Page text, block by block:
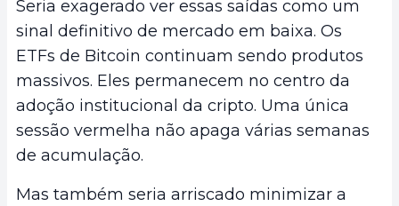
Seria exagerado ver essas saídas como um
sinal definitivo de mercado em baixa. Os
ETFs de Bitcoin continuam sendo produtos
massivos. Eles permanecem no centro da
adoção institucional da cripto. Uma única
sessão vermelha não apaga várias semanas
de acumulação.
Mas também seria arriscado minimizar a